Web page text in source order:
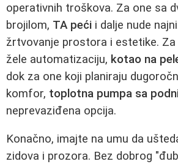
operativnih troškova. Za one sa
brojilom, TA peći i dalje nude
žrtvovanje prostora i estetike. Za
žele automatizaciju, kotao na
dok za one koji planiraju
komfor, toplotna pumpa sa
neprevaziđena opcija.
Konačno, imajte na umu da
zidova i prozora. Bez dobrog